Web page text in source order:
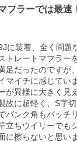
フラーでは最速
に装着、全く問
トレートマフラー
足だったのですが
マイチに感じてい
が異様に大きく見
故に超軽く、S字切
バンク角もバッチ
立ちウイリーでも
に擦らないと思い